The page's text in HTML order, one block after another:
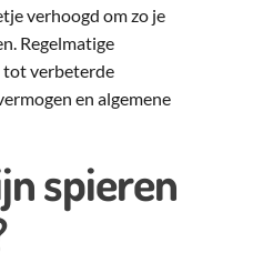
verhoogd om zo je
Regelmatige
tot verbeterde
en algemene
spieren